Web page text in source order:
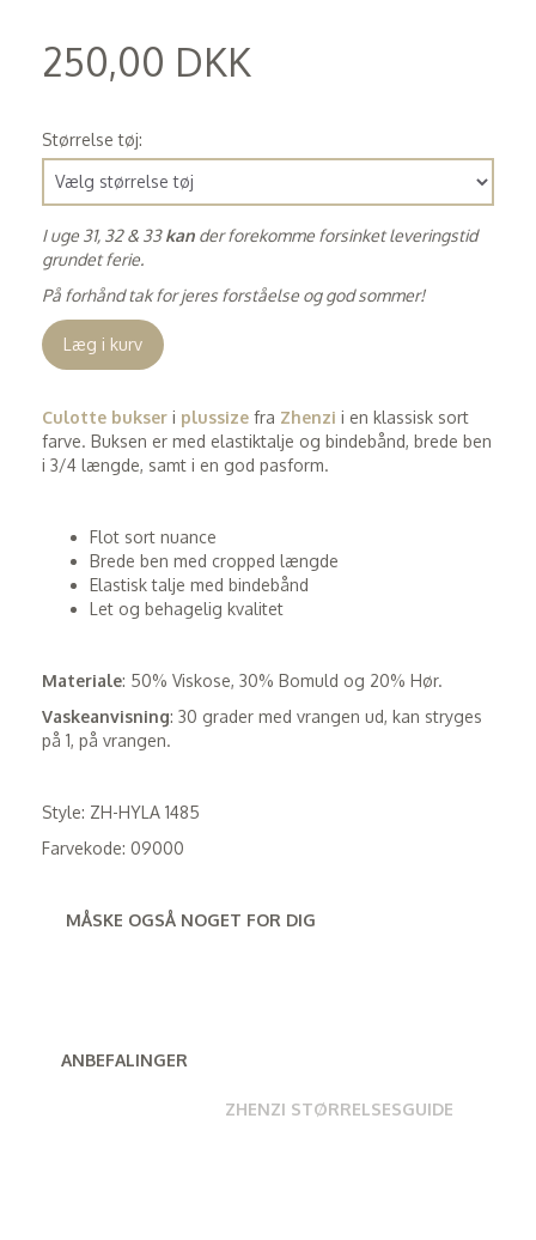
250,00 DKK
Størrelse tøj:
I uge 31, 32 & 33kan der forekomme forsinket leveringstid
grundet ferie.
På forhånd tak for jeres forståelse og god sommer!
Læg i kurv
Culotte bukser i plussize fra Zhenzi i en klassisk sort
farve. Buksen er med elastiktalje og bindebånd, brede ben
i 3/4 længde, samt i en god pasform.
Flot sort nuance
Brede ben med cropped længde
Elastisk talje med bindebånd
Let og behagelig kvalitet
Materiale: 50% Viskose, 30% Bomuld og 20% Hør.
Vaskeanvisning: 30 grader med vrangen ud, kan stryges
på 1, på vrangen.
Style: ZH-HYLA 1485
Farvekode: 09000
MÅSKE OGSÅ NOGET FOR DIG
ANBEFALINGER
ZHENZI STØRRELSESGUIDE